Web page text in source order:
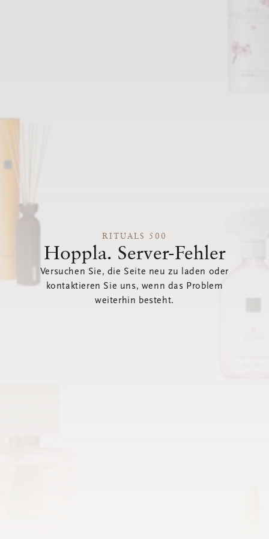
RITUALS 500
Hoppla. Server-Fehler
Versuchen Sie, die Seite neu zu laden oder
kontaktieren Sie uns, wenn das Problem
weiterhin besteht.